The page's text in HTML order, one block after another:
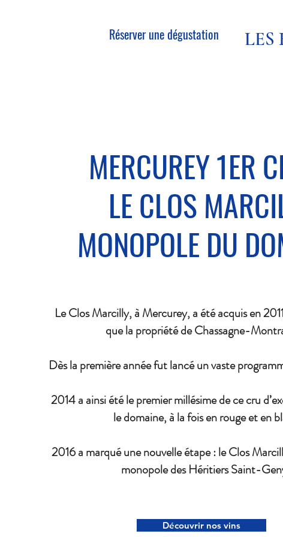
Réserver une dégustation
MERCUREY 1ER
LE CLOS
MONOPOLE DU
Le Clos Marcilly, à Mercurey, a été acquis en
que la propriété de Chassagne-
Dès la première année fut lancé un vaste
2014 a ainsi été le premier millésime de ce cru
le domaine, à la fois en rouge et en
2016 a marqué une nouvelle étape : le Clos
monopole des Héritiers Saint-
Découvrir nos vins